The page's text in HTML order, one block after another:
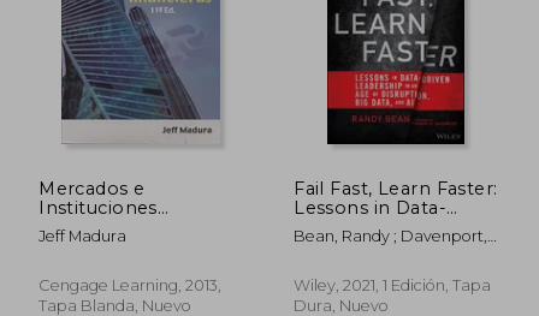
Mercados e
Instituciones
Financieras
Jeff Madura
Cengage Learning, 2013,
Tapa Blanda, Nuevo
Fail Fast, Learn Faster:
Lessons in Data-
Driven Leadership in
an Age of Disruption,
Inglés)
Bean, Randy ; Davenport,
Wiley, 2021, 1 Edición, Tapa
Dura, Nuevo